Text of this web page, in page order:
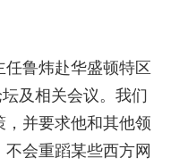
鲁炜赴华盛顿特区
及相关会议。我们
并要求他和其他领
会重蹈某些西方网